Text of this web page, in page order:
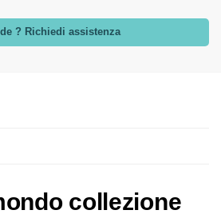
? Richiedi assistenza
collezione